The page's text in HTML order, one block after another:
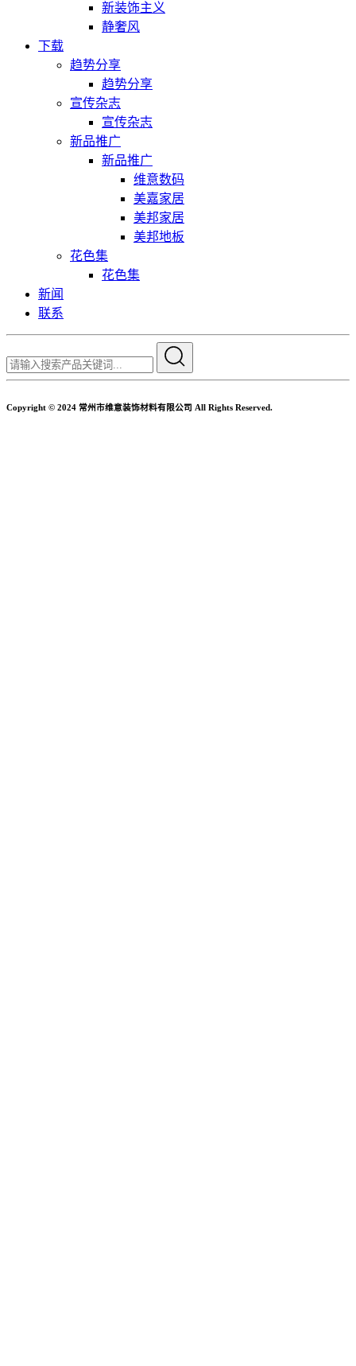
新装饰主义
静奢风
下载
趋势分享
趋势分享
宣传杂志
宣传杂志
新品推广
新品推广
维意数码
美嘉家居
美邦家居
美邦地板
花色集
花色集
新闻
联系
Copyright © 2024 常州市维意装饰材料有限公司 All Rights Reserved.